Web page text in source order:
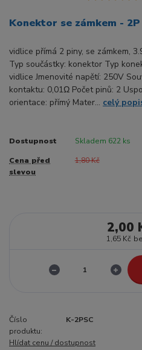
Konektor se zámkem - 2P
vidlice přímá 2 piny, se zámkem,
Typ součástky: konektor Typ
vidlice Jmenovité napětí: 250V
kontaktu: 0,01Ω Počet pinů: 2
orientace: přímý Mater... celý
Dostupnost Skladem 622 ks
Cena před
slevou
1,80 Kč
2,00
1,65 Kč
Číslo
produktu:
K-2PSC
Hlídat cenu / dostupnost